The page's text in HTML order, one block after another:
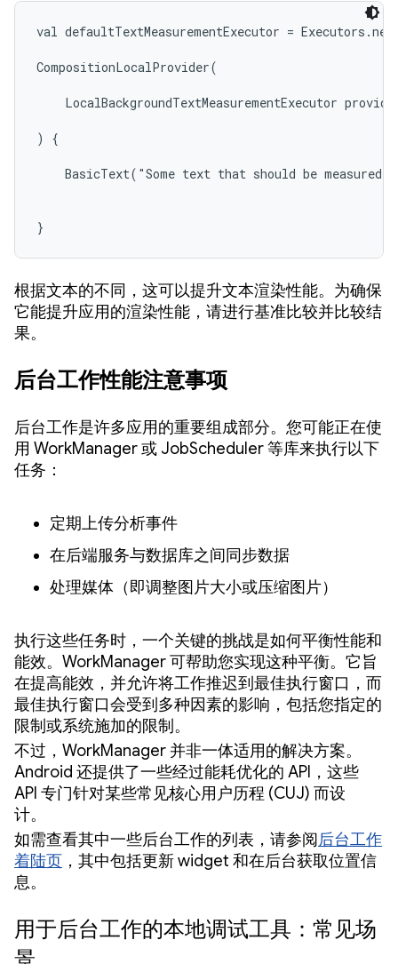
val defaultTextMeasurementExecutor =
CompositionLocalProvider(
LocalBackgroundTextMeasurementExecutor
) {
BasicText("Some text that should be measured
}
根据文本的不同，这可以提升文本渲染性能。为确保
它能提升应用的渲染性能，请进行基准比较并比较结
果。
后台工作性能注意事项
后台工作是许多应用的重要组成部分。您可能正在使
用 WorkManager 或 JobScheduler 等库来执行以下
任务：
定期上传分析事件
在后端服务与数据库之间同步数据
处理媒体（即调整图片大小或压缩图片）
执行这些任务时，一个关键的挑战是如何平衡性能和
能效。WorkManager 可帮助您实现这种平衡。它旨
在提高能效，并允许将工作推迟到最佳执行窗口，而
最佳执行窗口会受到多种因素的影响，包括您指定的
限制或系统施加的限制。
不过，WorkManager 并非一体适用的解决方案。
Android 还提供了一些经过能耗优化的 API，这些
API 专门针对某些常见核心用户历程 (CUJ) 而设
计。
如需查看其中一些后台工作的列表，请参阅后台工作
着陆页 ，其中包括更新 widget 和在后台获取位置信
息。
用于后台工作的本地调试工具：常见场